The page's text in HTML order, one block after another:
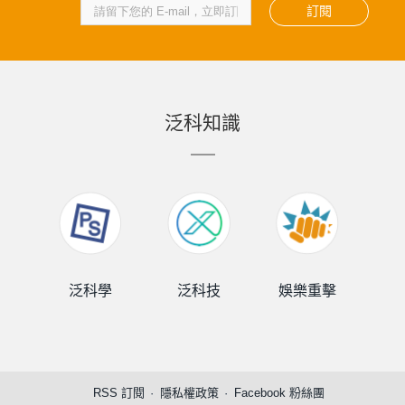
訂閱
泛科知識
泛科學 泛科技 娛樂重擊
RSS 訂閱 隱私權政策 Facebook 粉絲團